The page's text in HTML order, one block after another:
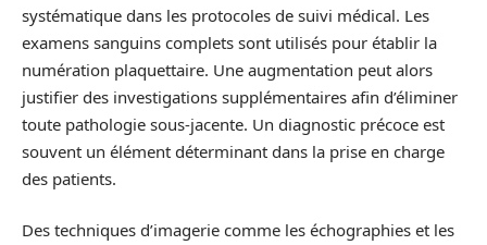
systématique dans les protocoles de suivi médical. Les
examens sanguins complets sont utilisés pour établir la
numération plaquettaire. Une augmentation peut alors
justifier des investigations supplémentaires afin d’éliminer
toute pathologie sous-jacente. Un diagnostic précoce est
souvent un élément déterminant dans la prise en charge
des patients.
Des techniques d’imagerie comme les échographies et les